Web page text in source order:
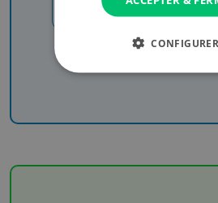
Recevez nos newsletters pour
CONFIGURER